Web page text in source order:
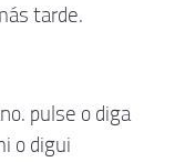
tarde.
pulse o diga
o digui